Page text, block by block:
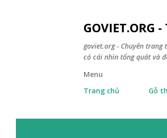
GOVIET.ORG
goviet.org - Chuyên
có cái nhìn tổng quát và
Menu
Trang chủ
Gỗ